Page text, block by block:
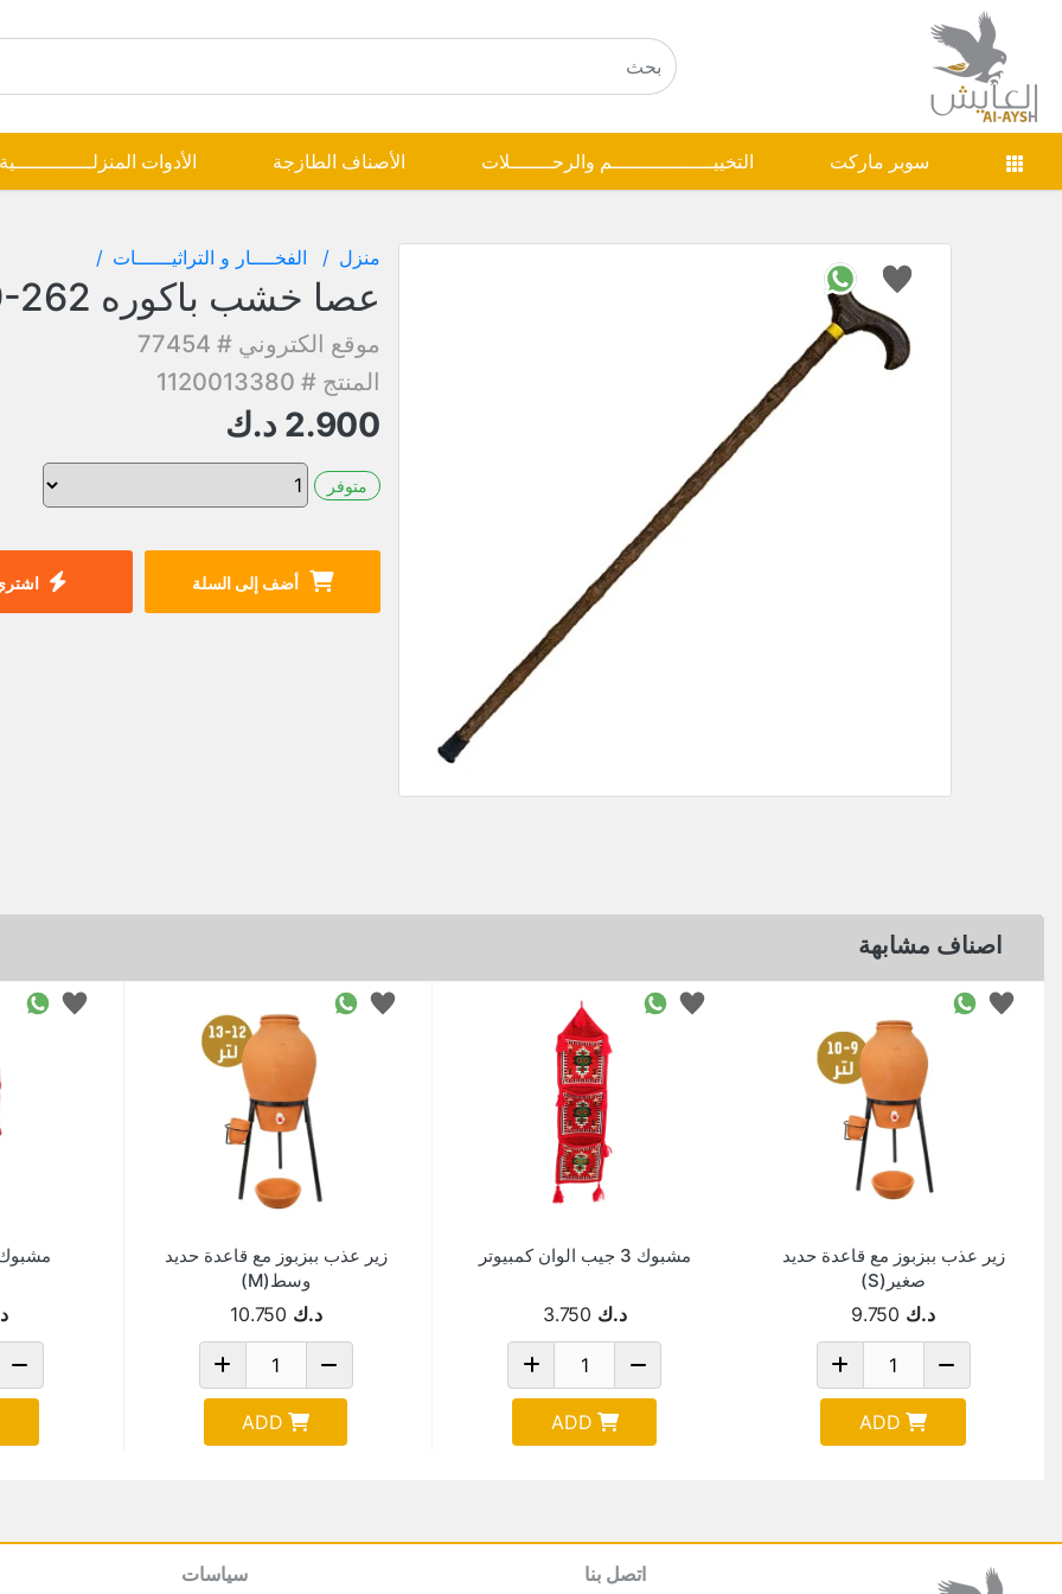
سوبر ماركت التخييـــــــــــــــــم والرحـــــــلات الأصناف الطازجة الأدوات المنزلـــــــــــــية
منزل الفخــــار و التراثيــــــات
عصا خشب باكوره MT-19-262
موقع الكتروني # 77454
المنتج # 1120013380
2.900 د.ك
متوفر
أضف إلى السلة
اصناف مشابهة
زير عذب ببزبوز مع قاعدة حديد
صغير(S)
د.ك 9.750
ADD
مشبوك 3 جيب الوان كمبيوتر
د.ك 3.750
ADD
زير عذب ببزبوز مع قاعدة حديد
وسط(M)
د.ك 10.750
ADD
مشبوك 2 جيب
اتصل بنا سياسات